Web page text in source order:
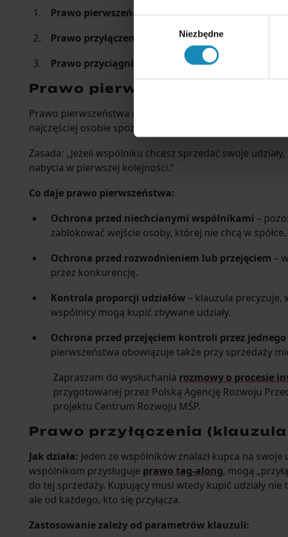
zgody
Niezbędne
Prawo pierwszeństwa
Prawo przyłączenia (tag-along)
Prawo przyciągnięcia (drag-along)
Prawo pierwszeństwa
Prawo pierwszeństwa reguluje sytuację, gdy wspólnik
najczęściej osobie spoza spółki, ale może też dotyczyć
Zasada: „Jeżeli wspólniku chcesz sprzedać swoje
nabycia w pierwszej kolejności.”
Co daje prawo pierwszeństwa:
Ochrona przed niechcianymi wspólnikami –
zablokować wejście osoby, której nie chcą w spółce.
Ochrona przed rozwodnieniem lub przejęciem –
przez konkurencję.
Kontrola proporcji udziałów – klauzula
wspólnicy mogą kupić zbywane udziały.
Ochrona przed przejęciem kontroli przez
pierwszeństwa obowiązuje także przy sprzedaży
Zapraszam do wysłuchania rozmowy o procesie
przygotowanej przez Polską Agencję Rozwoju
projektu Centrum Rozwoju MŚP.
Prawo przyłączenia
Jak działa: Jeden ze wspólników znalazł kupca na swoje
wspólnikom przysługuje prawo tag-along, mogą
do tej sprzedaży. Kupujący musi wtedy kupić udziały
ale od każdego, kto się przyłącza.
Zastosowanie zależy od parametrów klauzuli: